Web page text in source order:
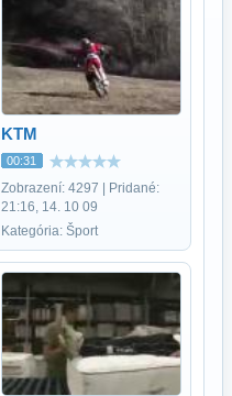
KTM
00:31
Zobrazení: 4297 | Pridané:
21:16, 14. 10 09
Kategória: Šport